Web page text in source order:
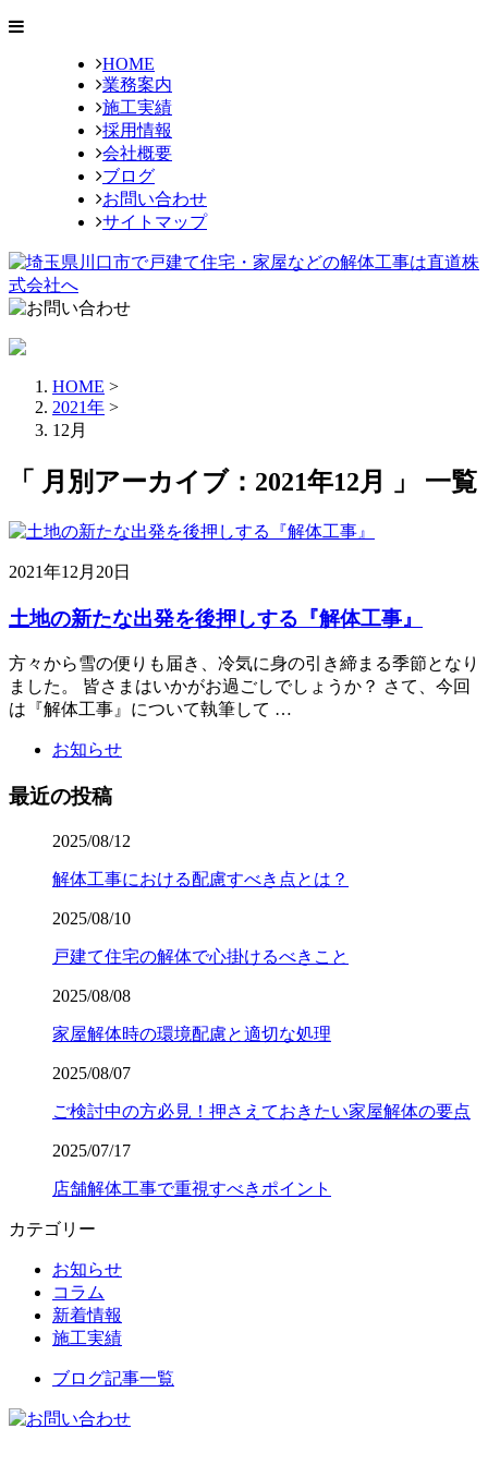
HOME
業務案内
施工実績
採用情報
会社概要
ブログ
お問い合わせ
サイトマップ
HOME >
2021年 >
12月
「 月別アーカイブ：2021年12月 」 一覧
2021年12月20日
土地の新たな出発を後押しする『解体工事』
方々から雪の便りも届き、冷気に身の引き締まる季節となり
ました。 皆さまはいかがお過ごしでしょうか？ さて、今回
は『解体工事』について執筆して …
お知らせ
最近の投稿
2025/08/12
解体工事における配慮すべき点とは？
2025/08/10
戸建て住宅の解体で心掛けるべきこと
2025/08/08
家屋解体時の環境配慮と適切な処理
2025/08/07
ご検討中の方必見！押さえておきたい家屋解体の要点
2025/07/17
店舗解体工事で重視すべきポイント
カテゴリー
お知らせ
コラム
新着情報
施工実績
ブログ記事一覧